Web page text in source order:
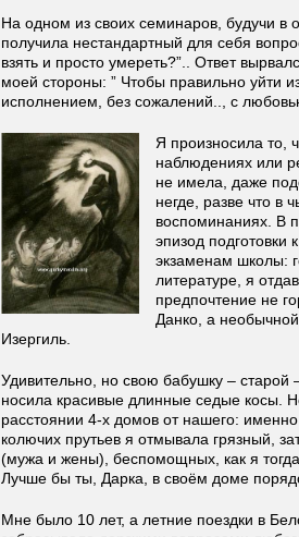
На одном из своих семинаров, будучи в
получила нестандартный для себя
взять и просто умереть?”.. Ответ
моей стороны: ” Чтобы правильно уйти
исполнением, без сожалений.., с
Я произносила то,
наблюдениях или
не имела, даже
негде, разве что в
воспоминаниях. В
эпизод подготовки
экзаменам школы:
литературе, я
предпочтение не
Данко, а
Изергиль.
Удивительно, но свою бабушку – старой
носила красивые длинные седые косы.
расстоянии 4-х домов от нашего:
колючих прутьев я отмывала грязный,
(мужа и жены), беспомощных, как я
Лучше бы ты, Дарка, в своём доме
Мне было 10 лет, а летние поездки в